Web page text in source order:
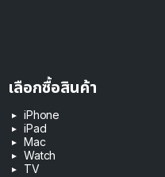
เลือกซื้อสินค้า
iPhone
iPad
Mac
Watch
TV